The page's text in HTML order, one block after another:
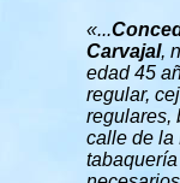
«...
Carvajal,
edad 45
regular,
regulares,
calle de la